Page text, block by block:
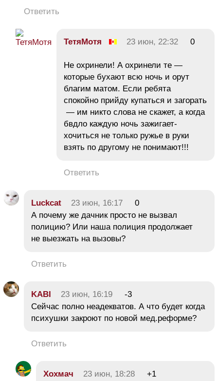
Ответить
ТетяМотя 23 июн, 22:32 0
Не охринели! А охринели те —
которые бухают всю ночь и орут
благим матом. Если ребята
спокойно прийду купаться и загорать
— им никто слова не скажет, а когда
бвдло каждую ночь зажигает-
хочиться не только ружье в руки
взять по другому не понимают!!!
Ответить
Luckcat 23 июн, 16:17
0
А почему же дачник просто не вызвал
полицию? Или наша полиция продолжает
не выезжать на вызовы?
Ответить
KABI 23 июн, 16:19
-3
Сейчас полно неадекватов. А что будет когда
психушки закроют по новой мед.реформе?
Ответить
Хохмач 23 июн, 18:28
+1